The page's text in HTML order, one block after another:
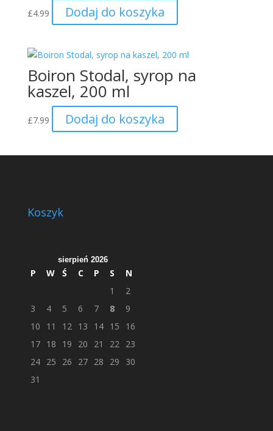
£4.99 Dodaj do koszyka
Boiron Stodal, syrop na
kaszel, 200 ml
£7.99 Dodaj do koszyka
Koszyk
sierpień 2026
P W Ś C P S
N
1
2
3
4 5 6 7 8
9
10
11 12 13 14 15
16
17 18 19 20 21 22 23
24 25 26 27 28 29
30
31